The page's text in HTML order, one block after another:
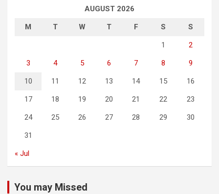
AUGUST 2026
M T W T F S S
1 2
3 4 5 6 7 8 9
10 11 12 13 14 15 16
17 18 19 20 21 22 23
24 25 26 27 28 29 30
31
« Jul
You may Missed